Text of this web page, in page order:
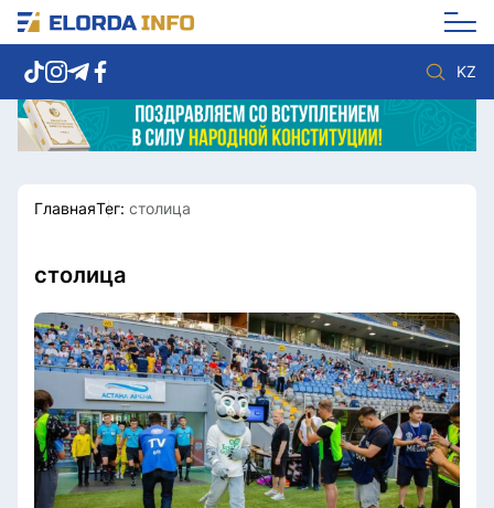
KZ
Новости столицы
Спорт
Видео
Мир
Послание
Служба Комплаенс
Этический кодекс
Служу стране
ГлавнаяТег: столица
столица